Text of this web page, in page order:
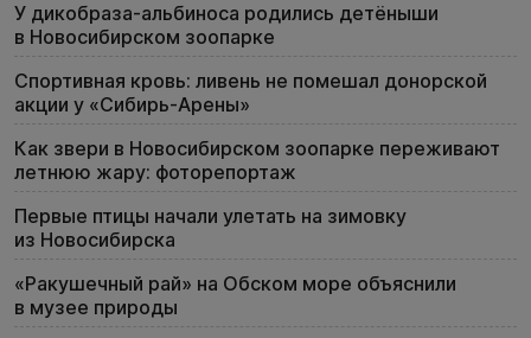
У дикобраза-альбиноса родились детёныши
в Новосибирском зоопарке
Спортивная кровь: ливень не помешал донорской
акции у «Сибирь-Арены»
Как звери в Новосибирском зоопарке переживают
летнюю жару: фоторепортаж
Первые птицы начали улетать на зимовку
из Новосибирска
«Ракушечный рай» на Обском море объяснили
в музее природы